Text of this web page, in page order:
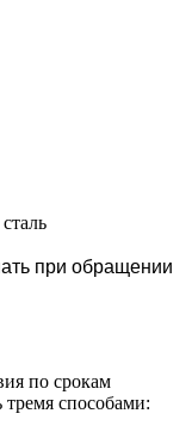
при обращении
по срокам
способами: